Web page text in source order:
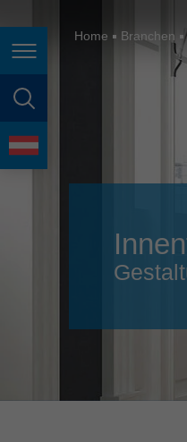
Seitensuche
Sprache
Home Branchen